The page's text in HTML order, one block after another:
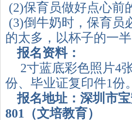
(2)保育员做好点心前
(3)倒牛奶时，保育员
的太多，以杯子的一
报名资料：
2寸蓝底彩色照片4
份、毕业证复印件1份。
报名地址：深圳市
801 （文培教育）